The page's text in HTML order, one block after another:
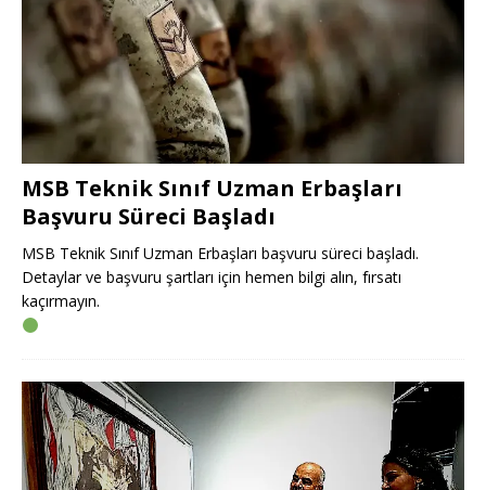
MSB Teknik Sınıf Uzman Erbaşları
Başvuru Süreci Başladı
MSB Teknik Sınıf Uzman Erbaşları başvuru süreci başladı.
Detaylar ve başvuru şartları için hemen bilgi alın, fırsatı
kaçırmayın.